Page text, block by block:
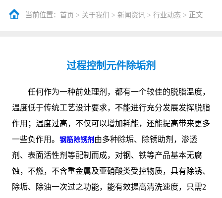
当前位置： 首页 > 关于我们 > 新闻资讯 > 行业动态> 正文
过程控制元件除垢剂
任何作为一种前处理剂，都有一个较佳的脱脂温度，
温度低于传统工艺设计要求，不能进行充分发展发挥脱脂
作用；温度过高，不仅可以增加耗能，还能提高带来更多
一些负作用。 钢筋除锈剂 由多种除垢、除锈助剂，渗透
剂、表面活性剂等配制而成，对钢、铁等产品基本无腐
蚀，不燃，不含重金属及亚硝酸类受控物质，具有除锈、
除垢、除油一次过之功能，能有效提高清洗速度，只需2